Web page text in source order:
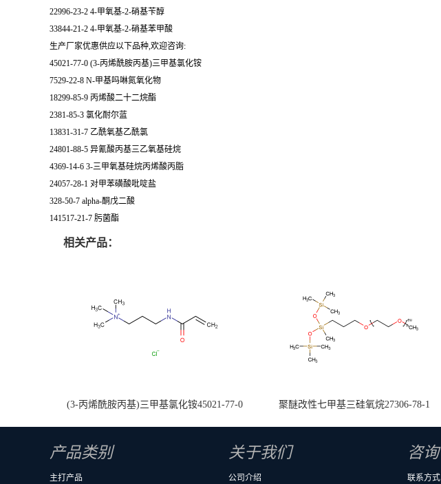
22996-23-2 4-甲氧基-2-硝基苄醇
33844-21-2 4-甲氧基-2-硝基苯甲酸
生产厂家优惠供应以下品种,欢迎咨询:
45021-77-0 (3-丙烯酰胺丙基)三甲基氯化铵
7529-22-8 N-甲基吗啉氮氧化物
18299-85-9 丙烯酸二十二烷酯
2381-85-3 氯化耐尔蓝
13831-31-7 乙酰氧基乙酰氯
24801-88-5 异氰酸丙基三乙氧基硅烷
4369-14-6 3-三甲氧基硅烷丙烯酸丙脂
24057-28-1 对甲苯磺酸吡啶盐
328-50-7 alpha-酮戊二酸
141517-21-7 肟菌酯
相关产品：
(3-丙烯酰胺丙基)三甲基氯化铵45021-77-0 聚醚改性七甲基三硅氧烷27306-78-1
产品类别
主打产品
关于我们
公司介绍
咨询
联系方式